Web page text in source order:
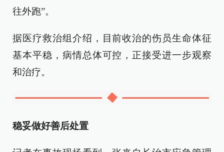
往外跑”。
据医疗救治组介绍，目前收治的伤员生命体征
基本平稳，病情总体可控，正接受进一步观察
和治疗。
稳妥做好善后处置